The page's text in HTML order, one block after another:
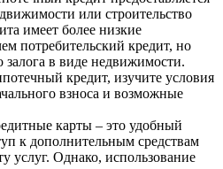
или строительство
имеет более низкие
потребительский кредит, но
залога в виде недвижимости.
кредит, изучите условия
взноса и возможные
карты – это удобный
к дополнительным средствам
услуг. Однако, использование